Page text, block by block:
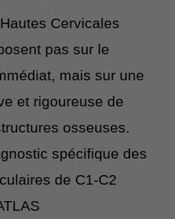
Cervicales
pas sur le
mais sur une
et rigoureuse de
osseuses.
spécifique des
de C1-C2